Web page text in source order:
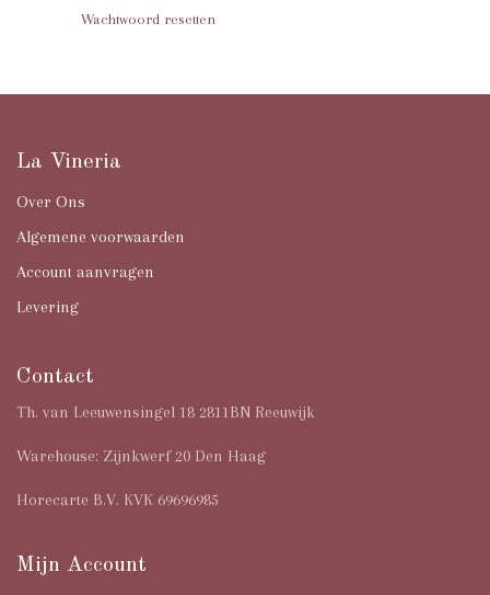
Wachtwoord resetten
La Vineria
Over Ons
Algemene voorwaarden
Account aanvragen
Levering
Contact
Th. van Leeuwensingel 18 2811BN Reeuwijk
Warehouse: Zijnkwerf 20 Den Haag
Horecarte B.V. KVK 69696985
Mijn Account